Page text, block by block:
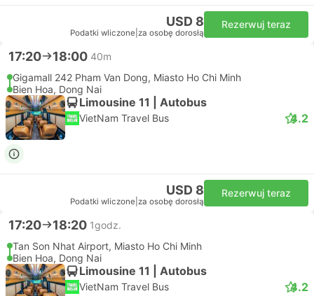
USD 8
Podatki wliczone za osobę dorosłą
Rezerwuj teraz
17:20 18:00 40m
Gigamall 242 Pham Van Dong, Miasto Ho Chi Minh
Bien Hoa, Dong Nai
Limousine 11 | Autobus
VietNam Travel Bus 4.2
USD 8
Podatki wliczone za osobę dorosłą
Rezerwuj teraz
17:20 18:20 1godz.
Tan Son Nhat Airport, Miasto Ho Chi Minh
Bien Hoa, Dong Nai
Limousine 11 | Autobus
VietNam Travel Bus 4.2